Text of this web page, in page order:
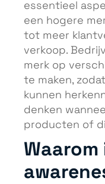
essentieel
een hogere
tot meer
verkoop.
merk op
te maken,
kunnen
denken
producten of